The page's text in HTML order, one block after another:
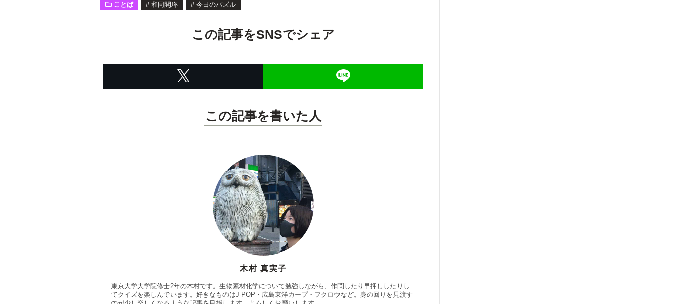
ことば # 和同開珎 # 今日のパズル
この記事をSNSでシェア
この記事を書いた人
木村 真実子
東京大学大学院修士2年の木村です。生物素材化学について勉強しながら、作問したり早押ししたりし
てクイズを楽しんでいます。好きなものはJ-POP・広島東洋カープ・フクロウなど。身の回りを見渡す